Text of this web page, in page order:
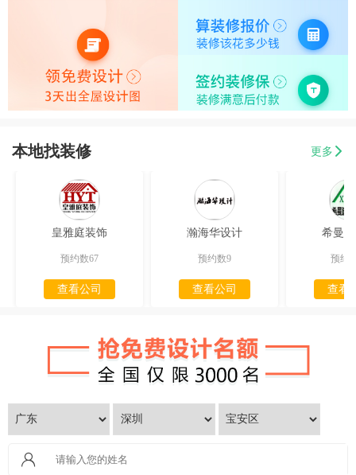
本地找装修 更多
皇雅庭装饰
预约数67
查看公司
瀚海华设计
预约数9
查看公司
希曼
预约
查看